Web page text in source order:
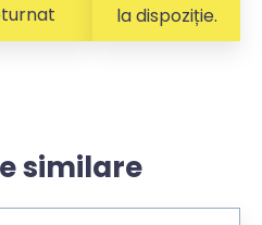
la dispoziție.
similare